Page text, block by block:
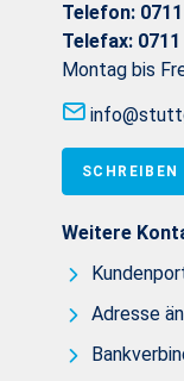
Telefon:
Telefax:
Montag bis
SCHREIBEN
Weitere
Adresse